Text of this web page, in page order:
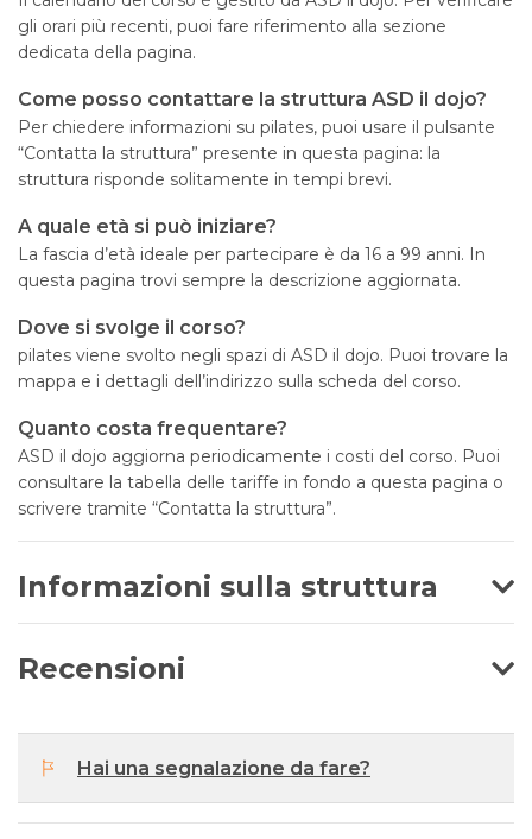
gli orari più recenti, puoi fare riferimento alla sezione
dedicata della pagina.
Come posso contattare la struttura ASD il dojo?
Per chiedere informazioni su pilates, puoi usare il pulsante
“Contatta la struttura” presente in questa pagina: la
struttura risponde solitamente in tempi brevi.
A quale età si può iniziare?
La fascia d’età ideale per partecipare è da 16 a 99 anni. In
questa pagina trovi sempre la descrizione aggiornata.
Dove si svolge il corso?
pilates viene svolto negli spazi di ASD il dojo. Puoi trovare la
mappa e i dettagli dell’indirizzo sulla scheda del corso.
Quanto costa frequentare?
ASD il dojo aggiorna periodicamente i costi del corso. Puoi
consultare la tabella delle tariffe in fondo a questa pagina o
scrivere tramite “Contatta la struttura”.
Informazioni sulla struttura
Recensioni
Hai una segnalazione da fare?